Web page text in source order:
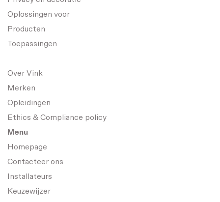
Oplossingen voor
Producten
Toepassingen
Over Vink
Merken
Opleidingen
Ethics & Compliance policy
Menu
Homepage
Contacteer ons
Installateurs
Keuzewijzer